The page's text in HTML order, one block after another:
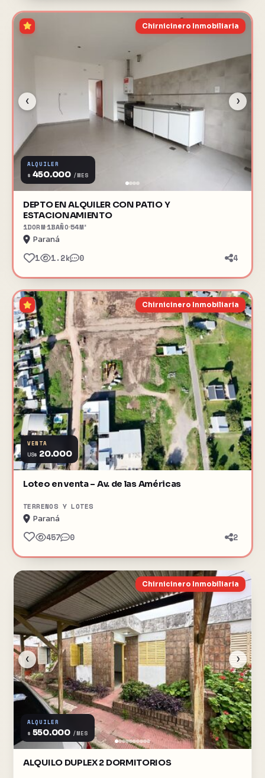
‹ ›
Chirnicinero Inmobiliaria
ALQUILER
$ 450.000 /MES
DEPTO EN ALQUILER CON PATIO Y
ESTACIONAMIENTO
1DORM 1BAÑO54M²
Paraná
1 1.2k 0 4
Chirnicinero Inmobiliaria
VENTA
US$ 20.000
Loteo en venta – Av. de las Américas
TERRENOS Y LOTES
Paraná
457 0 2
‹ ›
Chirnicinero Inmobiliaria
ALQUILER
$ 550.000 /MES
ALQUILO DUPLEX 2 DORMITORIOS